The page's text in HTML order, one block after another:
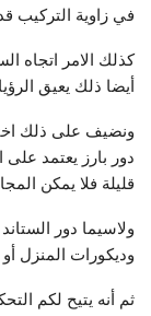
في زاوية التركيب
كذلك الامر اتجاه
أيضا ذلك يعيق
ونضيف على ذلك
دور بارز يعتمد
قليلة فلا يمكن
ولاسيما دور
وديكورات المنزل أو
ثم أنه يتيح لكم